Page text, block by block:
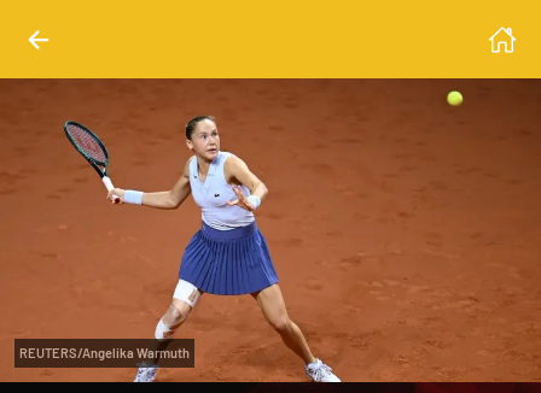
REUTERS/Angelika Warmuth